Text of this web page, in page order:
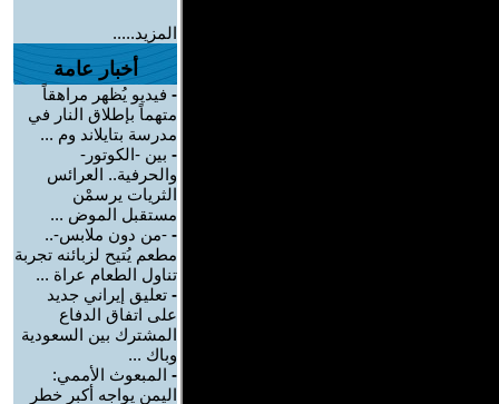
المزيد.....
أخبار عامة
- فيديو يُظهر مراهقاً
متهماً بإطلاق النار في
مدرسة بتايلاند وم ...
- بين -الكوتور-
والحرفية.. العرائس
الثريات يرسمْن
مستقبل الموض ...
- -من دون ملابس-..
مطعم يُتيح لزبائنه تجربة
تناول الطعام عراة ...
- تعليق إيراني جديد
على اتفاق الدفاع
المشترك بين السعودية
وباك ...
- المبعوث الأممي:
اليمن يواجه أكبر خطر